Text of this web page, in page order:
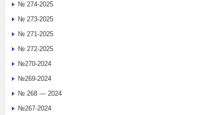
№ 274-2025
№ 273-2025
№ 271-2025
№ 272-2025
№270-2024
№269-2024
№ 268 — 2024
№267-2024